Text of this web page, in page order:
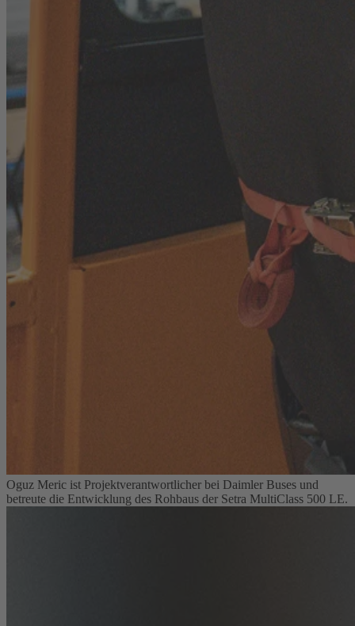
Oguz Meric ist Projektverantwortlicher bei Daimler Buses und
betreute die Entwicklung des Rohbaus der Setra MultiClass 500 LE.